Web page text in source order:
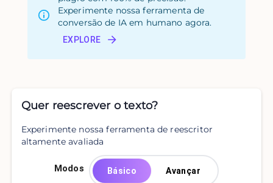
Experimente nossa ferramenta de
conversão de IA em humano agora.
EXPLORE
Quer reescrever o texto?
Experimente nossa ferramenta de reescritor
altamente avaliada
Modos Básico Avançar